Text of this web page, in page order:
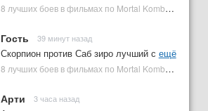
8 лучших боев в фильмах по Mortal Kombat: от «Смертельной битвы» до «Мортал Комбат 2» | Plugged In Ru
Гость 39 минут назад
Скорпион против Саб зиро лучший с ещё
8 лучших боев в фильмах по Mortal Kombat: от «Смертельной битвы» до «Мортал Комбат 2» | Plugged In Ru
Арти 3 часа назад